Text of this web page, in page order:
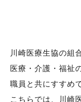
川崎医療生協の組
医療・介護・福祉
職員と共にすすめ
こちらでは、川崎